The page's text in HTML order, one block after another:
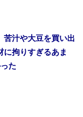
苦汁や大豆を買い出
に拘りすぎるあま
た